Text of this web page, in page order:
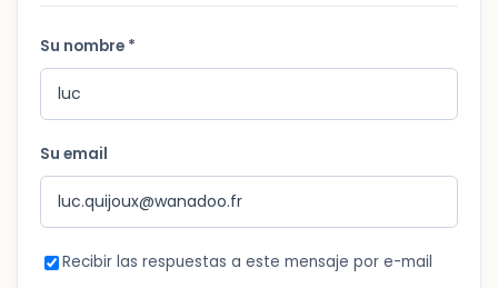
Su nombre *
Su email
Recibir las respuestas a este mensaje por e-mail